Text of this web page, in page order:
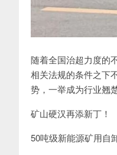
随着全国治超力度的
相关法规的条件之下
势，一举成为行业翘楚
矿山硬汉再添新丁！
50吨级新能源矿用自